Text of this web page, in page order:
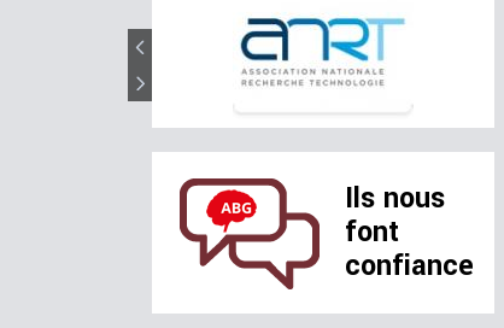
Ils nous
font
confiance